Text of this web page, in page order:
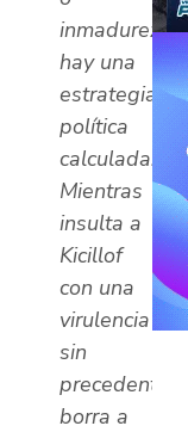
inmadurez:
hay una
estrategia
política
calculada.
Mientras
insulta a
Kicillof
con una
virulencia
sin
precedentes,
borra a